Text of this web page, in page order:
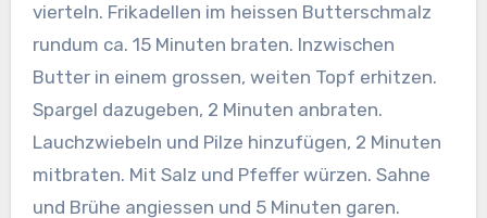
vierteln. Frikadellen im heissen Butterschmalz
rundum ca. 15 Minuten braten. Inzwischen
Butter in einem grossen, weiten Topf erhitzen.
Spargel dazugeben, 2 Minuten anbraten.
Lauchzwiebeln und Pilze hinzufügen, 2 Minuten
mitbraten. Mit Salz und Pfeffer würzen. Sahne
und Brühe angiessen und 5 Minuten garen.